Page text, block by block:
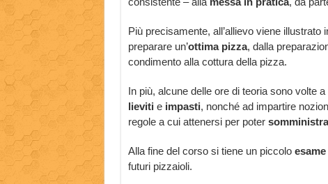
Più precisamente, all’allievo viene illustrato
preparare un’ottima pizza, dalla
condimento alla cottura della pizza.
In più, alcune delle ore di teoria sono volte
lieviti e impasti, nonché ad impartire
regole a cui attenersi per poter
Alla fine del corso si tiene un piccolo
futuri pizzaioli.